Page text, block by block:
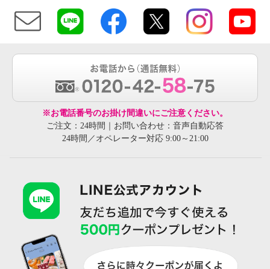
※お電話番号のお掛け間違いにご注意ください。
ご注文：24時間｜お問い合わせ：音声自動応答
24時間／オペレーター対応 9:00～21:00